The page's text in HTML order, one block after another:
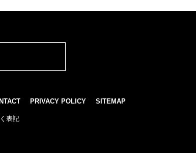
PRIVACY POLICY SITEMAP
表記